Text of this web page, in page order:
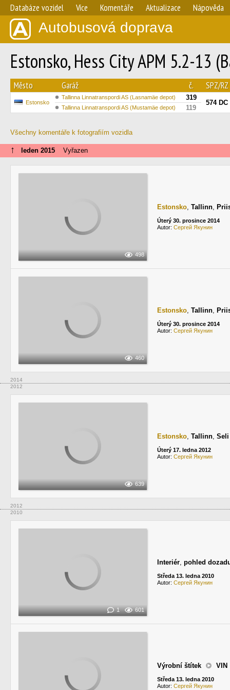
Databáze vozidel Více Komentáře Aktualizace Nápověda
Autobusová doprava
Estonsko, Hess City APM 5.2-13
Město Garáž č. SPZ/RZ
Estonsko
Tallinna Linnatranspordi AS (Lasnamäe depot) 319
574 DC
Tallinna Linnatranspordi AS (Mustamäe depot) 119
Všechny komentáře k fotografiím vozidla
↑ leden 2015 Vyřazen
498
Estonsko, Tallinn,
Úterý 30. prosince 2014
Autor: Сергей Якунин
460
Estonsko, Tallinn,
Úterý 30. prosince 2014
Autor: Сергей Якунин
2014
2012
639
Estonsko, Tallinn, Seli
Úterý 17. ledna 2012
Autor: Сергей Якунин
2012
2010
1 601
Interiér, pohled
Středa 13. ledna 2010
Autor: Сергей Якунин
Výrobní štítek VIN
Středa 13. ledna 2010
Autor: Сергей Якунин